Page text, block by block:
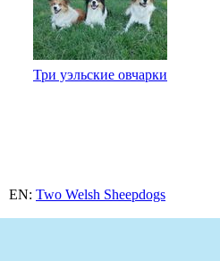
Три уэльские овчарки
EN: Two Welsh Sheepdogs